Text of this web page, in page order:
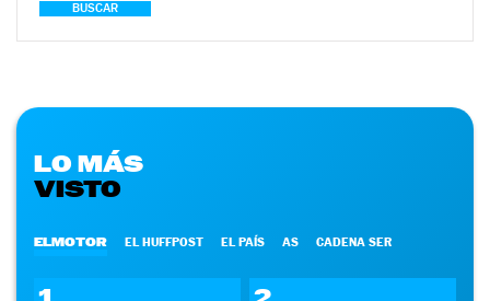
BUSCAR
LO MÁS
VISTO
ELMOTOR EL HUFFPOST EL PAÍS AS CADENA SER